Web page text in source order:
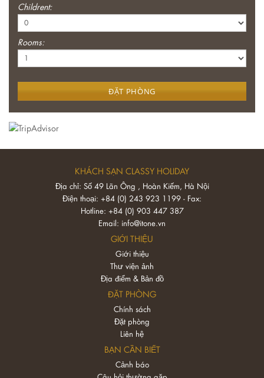
Childrent:
Rooms:
ĐẶT PHÒNG
KHÁCH SẠN CLASSY HOLIDAY
Địa chỉ: Số 49 Lãn Ông , Hoàn Kiếm, Hà Nội
Điện thoại: +84 (0) 243 923 1199 - Fax:
Hotline: +84 (0) 903 447 387
Email: info@itone.vn
GIỚI THIỆU
Giới thiệu
Thư viện ảnh
Địa điểm & Bản đồ
ĐẶT PHÒNG
Chính sách
Đặt phòng
Liên hệ
BẠN CẦN BIẾT
Cảnh báo